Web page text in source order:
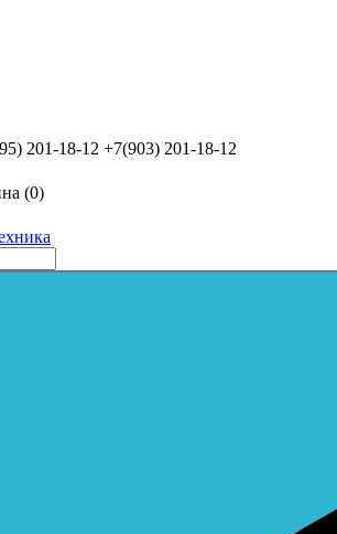
201-18-12 +7(903) 201-18-12
(0)